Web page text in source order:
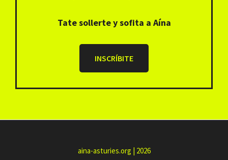
Tate sollerte y sofita a Aína
INSCRÍBITE
aina-asturies.org | 2026